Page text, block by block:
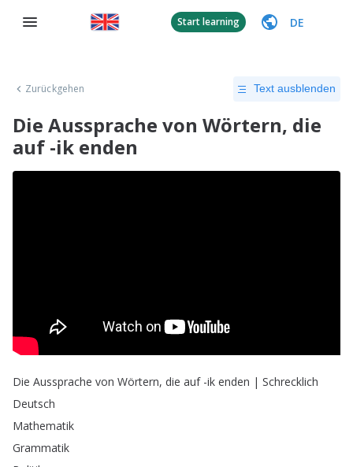
Start learning DE
Zurückgehen Text ausblenden
Die Aussprache von Wörtern, die
auf -ik enden
Die Aussprache von Wörtern, die auf-ik enden | Schrecklich
Deutsch
Mathematik
Grammatik